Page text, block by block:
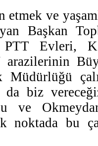
etmek ve
Başkan
PTT Evleri,
arazilerinin
da biz
ve
bu